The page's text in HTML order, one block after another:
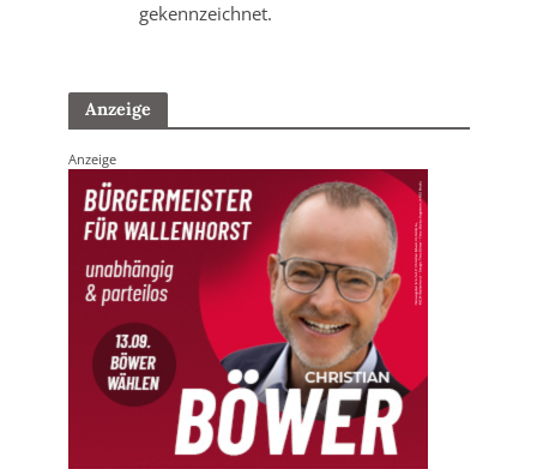
gekennzeichnet.
Anzeige
Anzeige